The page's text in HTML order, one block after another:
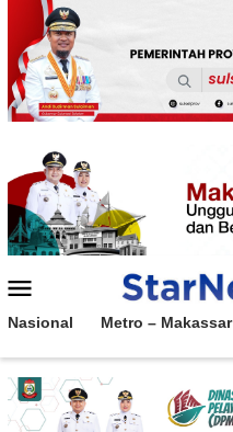
Loncat
konten
Mobile
Nasional Metro – Makassar